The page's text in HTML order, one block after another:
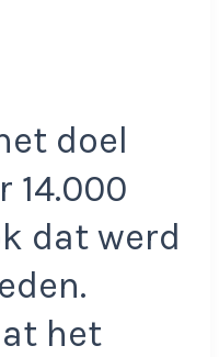
doel
14.000
dat werd
het